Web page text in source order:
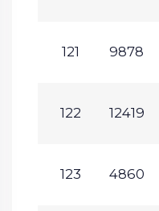
121 9878
122 12419
123 4860